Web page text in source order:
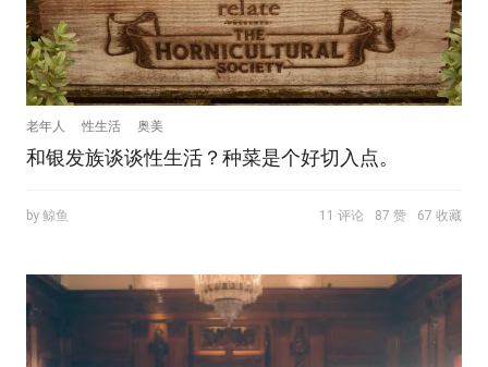
老年人 性生活 奥美
和银发族谈谈性生活？种菜是个好切入点。
by 鲸鱼 11 评论 87 赞 67 收藏